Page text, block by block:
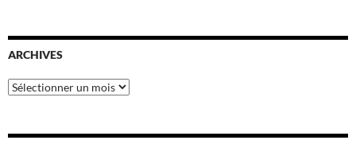
ARCHIVES
Archives